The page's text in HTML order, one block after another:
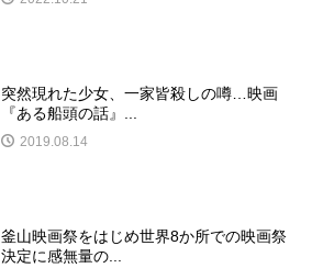
突然現れた少女、一家皆殺しの噂…映画
『ある船頭の話』...
2019.08.14
釜山映画祭をはじめ世界8か所での映画祭
決定に感無量の...